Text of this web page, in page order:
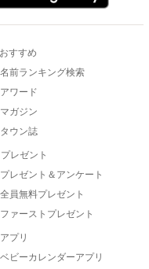
おすすめ
名前ランキング検索
アワード
マガジン
タウン誌
プレゼント
プレゼント＆アンケート
全員無料プレゼント
ファーストプレゼント
アプリ
ベビーカレンダーアプリ